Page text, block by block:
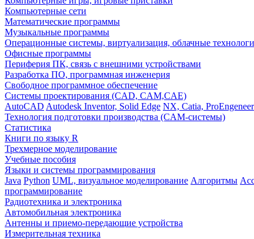
Компьютерные сети
Математические программы
Музыкальные программы
Операционные системы, виртуализация, облачные
Офисные программы
Периферия ПК, связь с внешними устройствами
Разработка ПО, программная инженерия
Свободное программное обеспечение
Системы проектирования (CAD, CAM,CAE)
AutoCAD Autodesk Inventor, Solid Edge NX, Catia, ProEngeneer
Технология подготовки производства (CAM-системы)
Статистика
Книги по языку R
Трехмерное моделирование
Учебные пособия
Языки и системы программирования
Java Python UML, визуальное моделирование Алгоритмы
программирование
Радиотехника и электроника
Автомобильная электроника
Антенны и приемо-передающие устройства
Измерительная техника